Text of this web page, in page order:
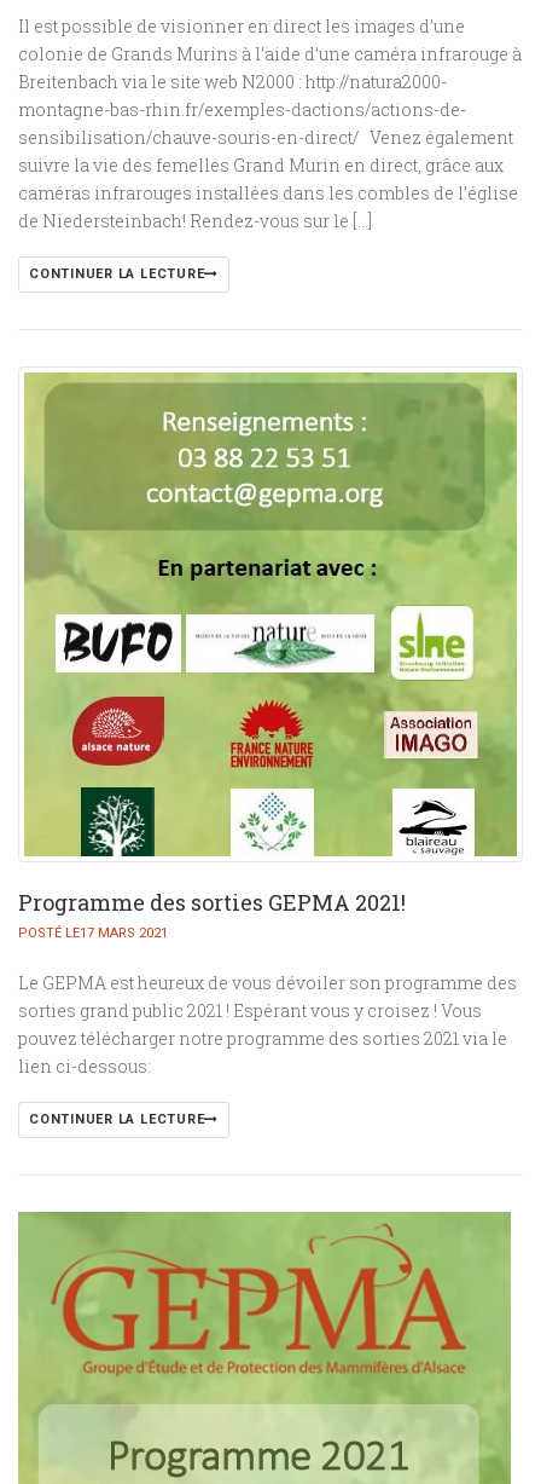
Il est possible de visionner en direct les images d’une
colonie de Grands Murins à l’aide d’une caméra infrarouge à
Breitenbach via le site web N2000 : http://natura2000-
montagne-bas-rhin.fr/exemples-dactions/actions-de-
sensibilisation/chauve-souris-en-direct/ Venez également
suivre la vie des femelles Grand Murin en direct, grâce aux
caméras infrarouges installées dans les combles de l’église
de Niedersteinbach! Rendez-vous sur le […]
CONTINUER LA LECTURE
Programme des sorties GEPMA 2021!
POSTÉ LE17 MARS 2021
Le GEPMA est heureux de vous dévoiler son programme des
sorties grand public 2021 ! Espérant vous y croisez ! Vous
pouvez télécharger notre programme des sorties 2021 via le
lien ci-dessous:
CONTINUER LA LECTURE